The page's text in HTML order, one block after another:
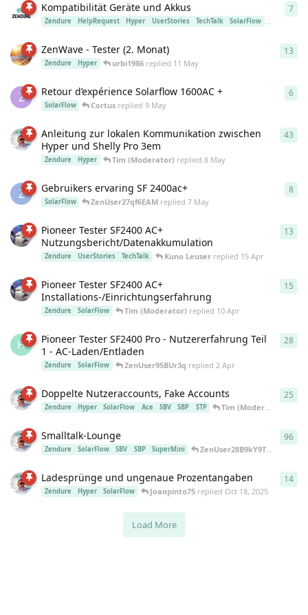
Kompatibilität Geräte und Akkus
Zendure HelpRequest Hyper UserStories TechTalk SolarFlow
7
ZenWave - Tester (2. Monat)
Zendure Hyper urbi1986replied 11 May
13
Z Retour d’expérience Solarflow 1600AC +
SolarFlow Cortus replied9 May
6
Anleitung zur lokalen Kommunikation zwischen
Hyper und Shelly Pro 3em
Zendure Hyper Tim (Moderator) replied 8 May
43
Z Gebruikers ervaring SF 2400ac+
SolarFlow ZenUser27qf6EAM replied7 May
8
Pioneer Tester SF2400 AC+
Nutzungsbericht/Datenakkumulation
Zendure UserStories TechTalk Kuno Leuser replied 15 Apr
13
Pioneer Tester SF2400 AC+
Installations-/Einrichtungserfahrung
Zendure SolarFlow Tim (Moderator) replied 10 Apr
15
H
Pioneer Tester SF2400 Pro - Nutzererfahrung Teil
1 - AC-Laden/Entladen
Zendure SolarFlow ZenUser95BUr3q replied 2 Apr
28
Doppelte Nutzeraccounts, Fake Accounts
Zendure Hyper SolarFlow Ace SBV SBP STP Tim (Moderator)
25
Smalltalk-Lounge
Zendure SolarFlow SBV SBP SuperMini ZenUser28B9kY9Treplied
96
Ladesprünge und ungenaue Prozentangaben
Zendure Hyper SolarFlow Joaopinto75 repliedOct 18, 2025
14
Load More